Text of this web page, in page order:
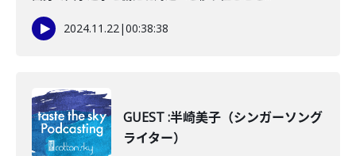
2024.11.22|00:38:38
GUEST :半崎美子（シンガーソング
ライター）